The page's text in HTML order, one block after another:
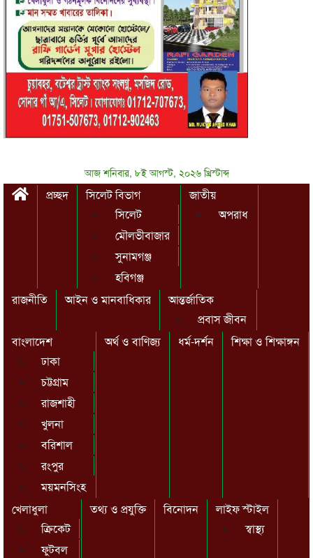
আজ শনিবার, ৮ই আগস্ট, ২০২৬ খ্রিস্টাব্দ
প্রচ্ছদ
সিলেট বিভাগ
সিলেট
মৌলভীবাজার
সুনামগঞ্জ
হবিগঞ্জ
জাতীয়
অপরাধ
রাজনীতি আইন ও মানবাধিকার
আন্তর্জাতিক
প্রবাস জীবন
বাংলাদেশ
ঢাকা
চট্টগ্রাম
রাজশাহী
খুলনা
বরিশাল
রংপুর
ময়মনসিংহ
অর্থ ও বাণিজ্য ধর্ম-দর্শন শিক্ষা ও শিক্ষাঙ্গন
খেলাধুলা
ক্রিকেট
ফুটবল
তথ্য ও প্রযুক্তি বিনোদন
লাইফ স্টাইল
স্বাস্থ্য